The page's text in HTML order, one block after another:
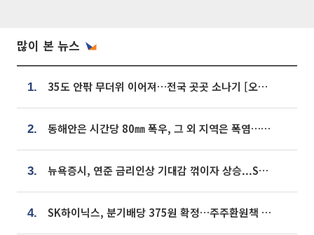
많이 본 뉴스
1. 35도 안팎 무더위 이어져…전국 곳곳 소나기 [오늘 날씨]
2. 동해안은 시간당 80㎜ 폭우, 그 외 지역은 폭염…‘극과 극 날씨’
3. 뉴욕증시, 연준 금리인상 기대감 꺾이자 상승...S&P500 사상 최고치 [종합]
4. SK하이닉스, 분기배당 375원 확정…주주환원책 9월로 앞당겨 발표